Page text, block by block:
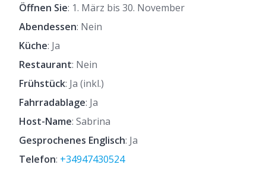
Öffnen Sie: 1. März bis 30. November
Abendessen: Nein
Küche: Ja
Restaurant: Nein
Frühstück: Ja (inkl.)
Fahrradablage: Ja
Host-Name: Sabrina
Gesprochenes Englisch: Ja
Telefon: +34947430524